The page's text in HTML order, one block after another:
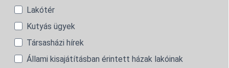
Lakótér
Kutyás ügyek
Társasházi hírek
Állami kisajátításban érintett házak lakóinak